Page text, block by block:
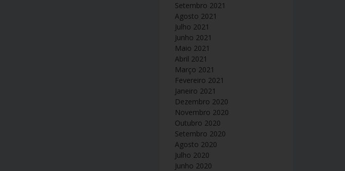
Setembro 2021
Agosto 2021
Julho 2021
Junho 2021
Maio 2021
Abril 2021
Março 2021
Fevereiro 2021
Janeiro 2021
Dezembro 2020
Novembro 2020
Outubro 2020
Setembro 2020
Agosto 2020
Julho 2020
Junho 2020